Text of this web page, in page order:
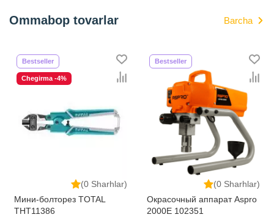
Ommabop tovarlar Barcha
(0 Sharhlar)
Bestseller
Chegirma -4%
Мини-болторез TOTAL
THT11386
(0 Sharhlar)
Bestseller
Окрасочный аппарат Aspro
2000E 102351